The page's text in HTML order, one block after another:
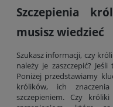
Szczepienia
musisz wiedzieć
Szukasz informacji, czy
należy je zaszczepić?
Poniżej przedstawiamy
królików, ich
szczepieniem. Czy